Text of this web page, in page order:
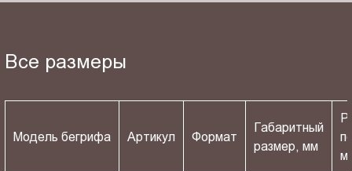
Все размеры
Модель бегрифа Артикул Формат
Габаритный
размер, мм